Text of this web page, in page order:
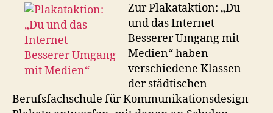
Zur Plakataktion: „Du
und das Internet –
Besserer Umgang mit
Medien“ haben
verschiedene Klassen
der städtischen
Berufsfachschule für Kommunikationsdesign